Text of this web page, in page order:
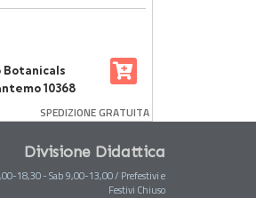
Botanicals
10368
SPEDIZIONE GRATUITA
Divisione Didattica
18,30 - Sab 9,00-13,00 / Prefestivi e
Festivi Chiuso